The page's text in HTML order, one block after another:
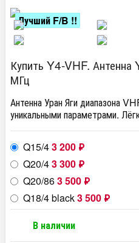
Лучший F/B !!
Купить Y4-VHF.
МГц
Антенна Уран Яги диапазона
уникальными параметрами.
Q15/43 200 ₽
Q20/43 300 ₽
Q20/863 500 ₽
Q18/4 black3 500 ₽
В наличии